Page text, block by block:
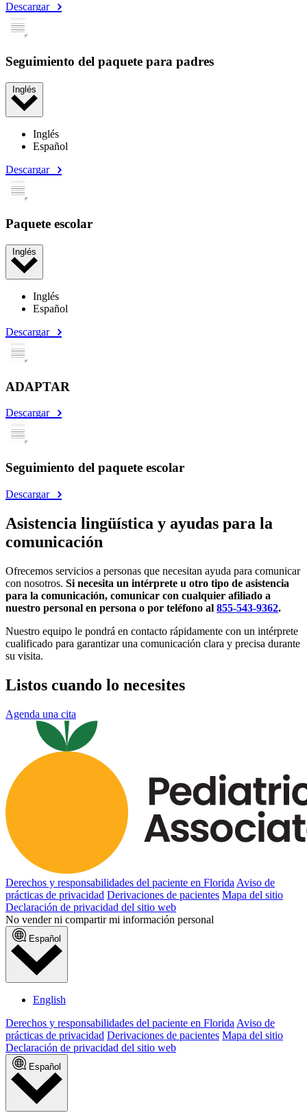
Descargar
Seguimiento del paquete para padres
Inglés
Inglés
Español
Descargar
Paquete escolar
Inglés
Inglés
Español
Descargar
ADAPTAR
Descargar
Seguimiento del paquete escolar
Descargar
Asistencia lingüística y ayudas para la
comunicación
Ofrecemos servicios a personas que necesitan ayuda para comunicar
con nosotros. Si necesita un intérprete u otro tipo de asistencia
para la comunicación, comunicar con cualquier afiliado a
nuestro personal en persona o por teléfono al 855-543-9362.
Nuestro equipo le pondrá en contacto rápidamente con un intérprete
cualificado para garantizar una comunicación clara y precisa durante
su visita.
Listos cuando lo necesites
Agenda una cita
Derechos y responsabilidades del paciente en Florida Aviso de
prácticas de privacidad Derivaciones de pacientes Mapa del sitio
Declaración de privacidad del sitio web
No vender ni compartir mi información personal
Español
English
Derechos y responsabilidades del paciente en FloridaAviso de
prácticas de privacidad Derivaciones de pacientes Mapa del sitio
Declaración de privacidad del sitio web
Español